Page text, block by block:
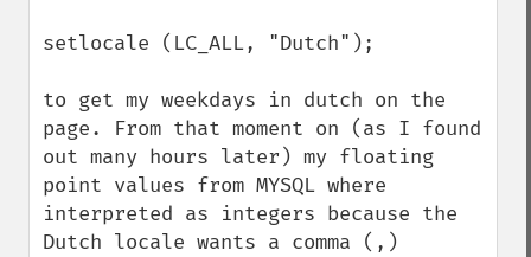
setlocale (LC_ALL, "Dutch");
to get my weekdays in dutch on the
page. From that moment on (as I found
out many hours later) my floating
point values from MYSQL where
interpreted as integers because the
Dutch locale wants a comma (,)